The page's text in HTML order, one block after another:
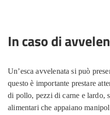
In caso di
Un’esca avvelenata si può
questo è importante prestare
di pollo, pezzi di carne e lardo,
alimentari che appaiano